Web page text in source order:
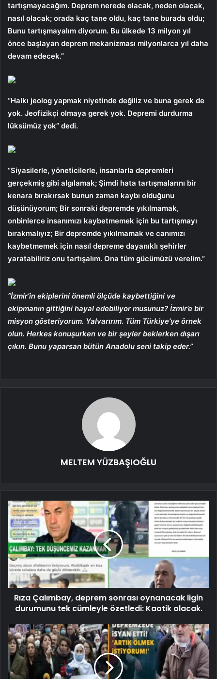
tartışmayacağım. Deprem nerede olacak, neden olacak,
nasıl olacak; orada kaç tane oldu, kaç tane burada oldu;
Bunu tartışmayalım diyorum. Bu ülkede 13 milyon yıl
önce başlayan deprem mekanizması milyonlarca yıl daha
devam edecek.”
“Halkı jeolog yapmak niyetinde değiliz ve buna gerek de
yok. Jeofizikçi olmaya gerek yok. Depremi durdurma
lüksümüz yok” dedi.
“Siyasilerle, yöneticilerle, insanlarla depremleri
gerçekmiş gibi algılamak; Şimdi hata tartışmalarını bir
kenara bırakırsak bunun zaman kaybı olduğunu
düşünüyorum; Bir sonraki depremde yıkılmamak,
onbinlerce insanımızı kaybetmemek için bu tartışmayı
bırakmalıyız; Bir depremde yıkılmamak ve canımızı
kaybetmemek için nasıl depreme dayanıklı şehirler
yaratabiliriz onu tartışalım. Ona tüm gücümüzü verelim.”
“İzmir’in ekiplerini önemli ölçüde kaybettiğini ve
ekipmanın gittiğini hayal edebiliyor musunuz? İzmir’e bir
misyon gösteriyorum. Yalvarırım. Tüm Türkiye’ye örnek
olun. Herkes konuşurken ve bir şeyler beklerken dışarı
çıkın. Bunu yaparsan bütün Anadolu seni takip eder.”
MELTEM YÜZBAŞIOĞLU
Rıza Çalımbay, deprem sonrası oynanacak ligin
durumunu tek cümleyle özetledi: Kaotik olacak.